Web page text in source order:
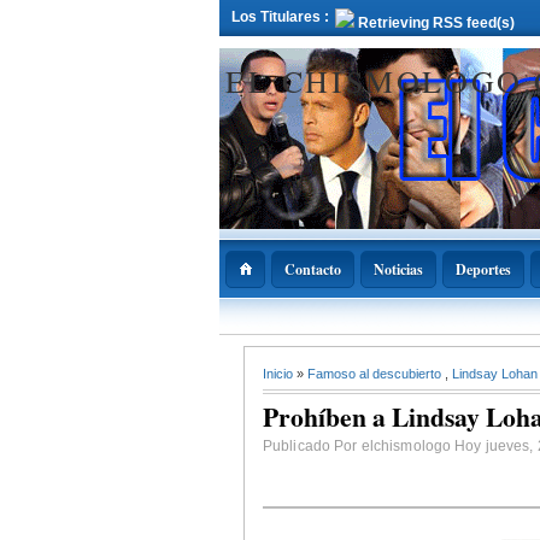
Los Titulares : Retrieving RSS feed(s)
EL
Contacto Noticias Deportes
ADOPAE
Abinader
11 de diciembre
Nacional de la
Bachata
Inicio » Famoso al descubierto Lindsay Lohan
Prohíben a Lindsay
Publicado Por elchismologo Hoy